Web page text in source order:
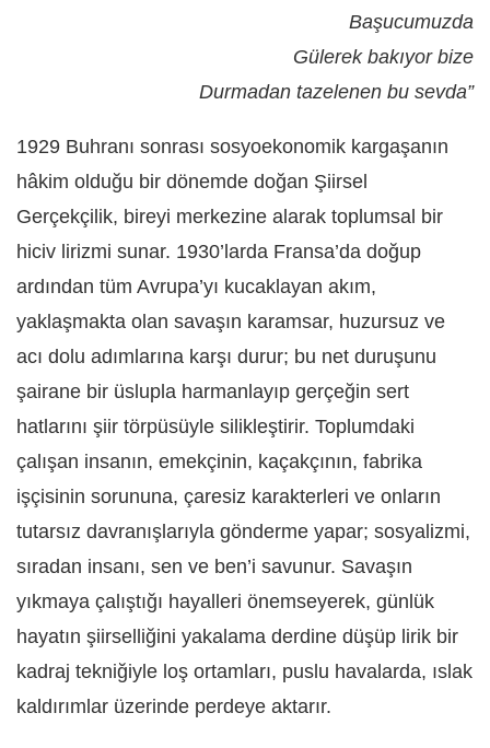
Başucumuzda
Gülerek bakıyor bize
Durmadan tazelenen bu sevda”
1929 Buhranı sonrası sosyoekonomik kargaşanın
hâkim olduğu bir dönemde doğan Şiirsel
Gerçekçilik, bireyi merkezine alarak toplumsal bir
hiciv lirizmi sunar. 1930’larda Fransa’da doğup
ardından tüm Avrupa’yı kucaklayan akım,
yaklaşmakta olan savaşın karamsar, huzursuz ve
acı dolu adımlarına karşı durur; bu net duruşunu
şairane bir üslupla harmanlayıp gerçeğin sert
hatlarını şiir törpüsüyle silikleştirir. Toplumdaki
çalışan insanın, emekçinin, kaçakçının, fabrika
işçisinin sorununa, çaresiz karakterleri ve onların
tutarsız davranışlarıyla gönderme yapar; sosyalizmi,
sıradan insanı, sen ve ben’i savunur. Savaşın
yıkmaya çalıştığı hayalleri önemseyerek, günlük
hayatın şiirselliğini yakalama derdine düşüp lirik bir
kadraj tekniğiyle loş ortamları, puslu havalarda, ıslak
kaldırımlar üzerinde perdeye aktarır.